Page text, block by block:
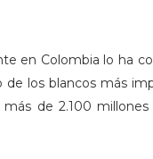
en Colombia lo ha
los blancos más
de 2.100